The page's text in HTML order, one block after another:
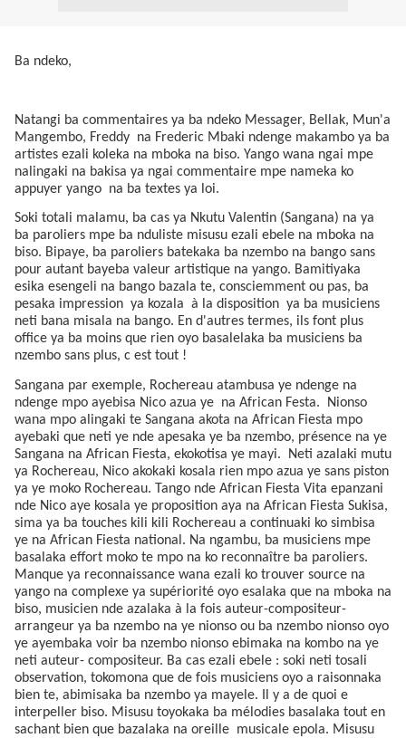
Ba ndeko,
Natangi ba commentaires ya ba ndeko Messager, Bellak, Mun'a
Mangembo, Freddy na Frederic Mbaki ndenge makambo ya ba
artistes ezali koleka na mboka na biso. Yango wana ngai mpe
nalingaki na bakisa ya ngai commentaire mpe nameka ko
appuyer yango na ba textes ya loi.
Soki totali malamu, ba cas ya Nkutu Valentin (Sangana) na ya
ba paroliers mpe ba nduliste misusu ezali ebele na mboka na
biso. Bipaye, ba paroliers batekaka ba nzembo na bango sans
pour autant bayeba valeur artistique na yango. Bamitiyaka
esika esengeli na bango bazala te, consciemment ou pas, ba
pesaka impression ya kozala à la disposition ya ba musiciens
neti bana misala na bango. En d'autres termes, ils font plus
office ya ba moins que rien oyo basalelaka ba musiciens ba
nzembo sans plus, c est tout !
Sangana par exemple, Rochereau atambusa ye ndenge na
ndenge mpo ayebisa Nico azua ye na African Festa. Nionso
wana mpo alingaki te Sangana akota na African Fiesta mpo
ayebaki que neti ye nde apesaka ye ba nzembo, présence na ye
Sangana na African Fiesta, ekokotisa ye mayi.
Neti azalaki mutu
ya Rochereau, Nico akokaki kosala rien mpo azua ye sans piston
ya ye moko Rochereau. Tango nde African Fiesta Vita epanzani
nde Nico aye kosala ye proposition aya na African Fiesta Sukisa,
sima ya ba touches kili kili Rochereau a continuaki ko simbisa
ye na African Fiesta national. Na ngambu, ba musiciens mpe
basalaka effort moko te mpo na ko reconnaître ba paroliers.
Manque ya reconnaissance wana ezali ko trouver source na
yango na complexe ya supériorité oyo esalaka que na mboka na
biso, musicien nde azalaka à la fois auteur-compositeur-
arrangeur ya ba nzembo na ye nionso ou ba nzembo nionso oyo
ye ayembaka voir ba nzembo nionso ebimaka na kombo na ye
neti auteur- compositeur. Ba cas ezali ebele : soki neti tosali
observation, tokomona que de fois musiciens oyo a raisonnaka
bien te, abimisaka ba nzembo ya mayele. Il y a de quoi e
interpeller biso. Misusu toyokaka ba mélodies basalaka tout en
sachant bien que bazalaka na oreille musicale epola. Misusu